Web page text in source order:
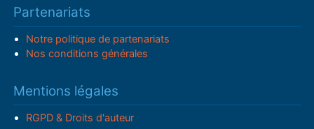
Partenariats
Notre politique de partenariats
Nos conditions générales
Mentions légales
RGPD & Droits d'auteur